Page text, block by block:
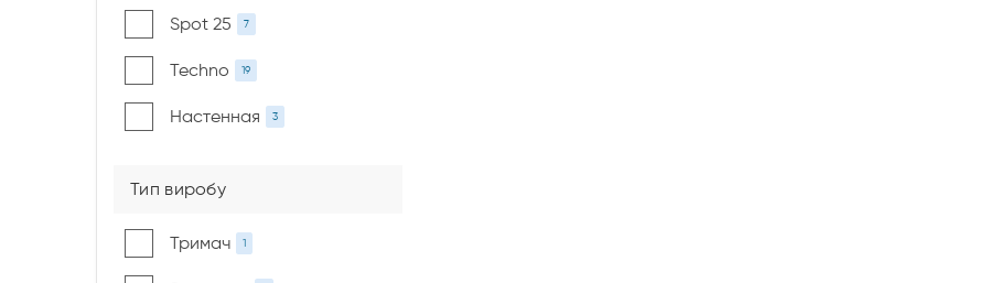
Spot 25 7
Techno 19
Настенная 3
Тип виробу
Тримач 1